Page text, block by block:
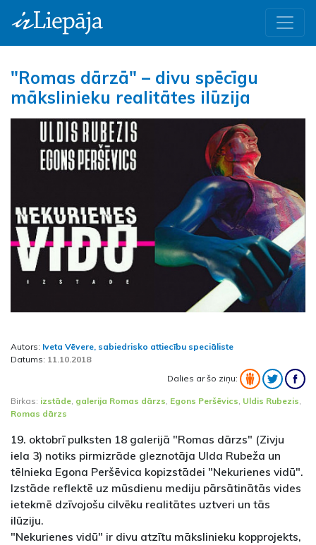
"Romas dārzā" – divu spēcīgu
mākslinieku realitātes ilūzija
Autors: Iveta Vēvere, sabiedrisko attiecību speciāliste
Datums: 11.10.2018
Dalies ar šo ziņu:
Birkas: izstāde, galerija Romas dārzs, Egons Peršēvics, Uldis Rubezis,
Romas dārzs
19. oktobrī pulksten 18 galerijā "Romas dārzs" (Zivju
iela 3) notiks pirmizrāde gleznotāja Ulda Rubeža un
tēlnieka Egona Peršēvica kopizstādei "Nekurienes vidū".
Izstāde reflektē uz mūsdienu mediju pārsātinātās vides
ietekmē dzīvojošu cilvēku realitātes uztveri un tās
ilūziju.
"Nekurienes vidū" ir divu atzītu mākslinieku kopprojekts,